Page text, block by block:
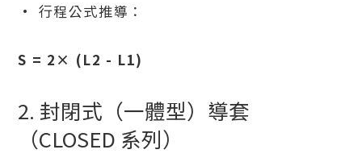
· 行程公式推導：
S = 2× (L2 - L1)
2. 封閉式（一體型）導套
（CLOSED 系列）